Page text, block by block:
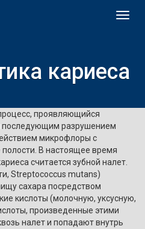
кариеса
проявляющийся
разрушением
микрофлоры с
В настоящее время
считается зубной налет.
Streptococcus mutans)
сахара посредством
кислоты (молочную, уксусную,
произведенные этими
налет и попадают внутрь